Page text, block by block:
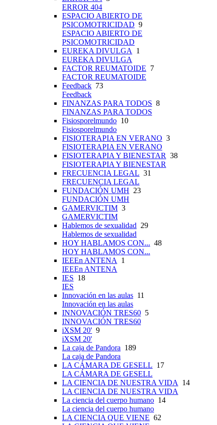
ERROR 404
ESPACIO ABIERTO DE
PSICOMOTRICIDAD 9
ESPACIO ABIERTO DE
PSICOMOTRICIDAD
EUREKA DIVULGA 1
EUREKA DIVULGA
FACTOR REUMATOIDE 7
FACTOR REUMATOIDE
Feedback 73
Feedback
FINANZAS PARA TODOS 8
FINANZAS PARA TODOS
Fisiosporelmundo 10
Fisiosporelmundo
FISIOTERAPIA EN VERANO 3
FISIOTERAPIA EN VERANO
FISIOTERAPIA Y BIENESTAR 38
FISIOTERAPIA Y BIENESTAR
FRECUENCIA LEGAL 31
FRECUENCIA LEGAL
FUNDACIÓN UMH 23
FUNDACIÓN UMH
GAMERVICTIM 3
GAMERVICTIM
Hablemos de sexualidad 29
Hablemos de sexualidad
HOY HABLAMOS CON... 48
HOY HABLAMOS CON...
IEEEn ANTENA 1
IEEEn ANTENA
IES 18
IES
Innovación en las aulas 11
Innovación en las aulas
INNOVACIÓN TRES60 5
INNOVACIÓN TRES60
iXSM 20' 9
iXSM 20'
La caja de Pandora 189
La caja de Pandora
LA CÁMARA DE GESELL 17
LA CÁMARA DE GESELL
LA CIENCIA DE NUESTRA VIDA 14
LA CIENCIA DE NUESTRA VIDA
La ciencia del cuerpo humano 14
La ciencia del cuerpo humano
LA CIENCIA QUE VIENE 62